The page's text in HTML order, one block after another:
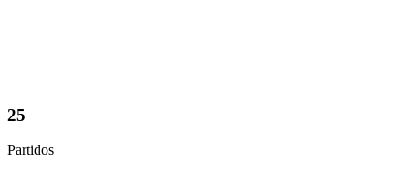
25
Partidos